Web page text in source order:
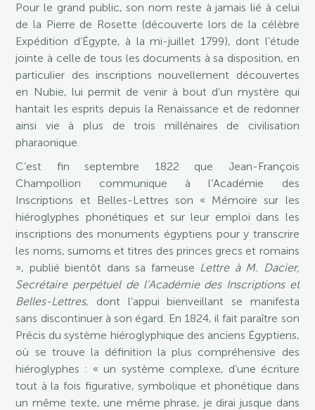
Pour le grand public, son nom reste à jamais lié à celui
de la Pierre de Rosette (découverte lors de la célèbre
Expédition d’Égypte, à la mi-juillet 1799), dont l’étude
jointe à celle de tous les documents à sa disposition, en
particulier des inscriptions nouvellement découvertes
en Nubie, lui permit de venir à bout d’un mystère qui
hantait les esprits depuis la Renaissance et de redonner
ainsi vie à plus de trois millénaires de civilisation
pharaonique.
C’est fin septembre 1822 que Jean-François
Champollion communique à l’Académie des
Inscriptions et Belles-Lettres son « Mémoire sur les
hiéroglyphes phonétiques et sur leur emploi dans les
inscriptions des monuments égyptiens pour y transcrire
les noms, surnoms et titres des princes grecs et romains
», publié bientôt dans sa fameuse Lettre à M. Dacier,
Secrétaire perpétuel de l’Académie des Inscriptions et
Belles-Lettres, dont l’appui bienveillant se manifesta
sans discontinuer à son égard. En 1824, il fait paraître son
Précis du système hiéroglyphique des anciens Égyptiens,
où se trouve la définition la plus compréhensive des
hiéroglyphes : « un système complexe, d’une écriture
tout à la fois figurative, symbolique et phonétique dans
un même texte, une même phrase, je dirai jusque dans